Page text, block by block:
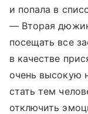
и попала в
— Вторая
посещать все
в качестве
очень высокую
стать тем
отключить